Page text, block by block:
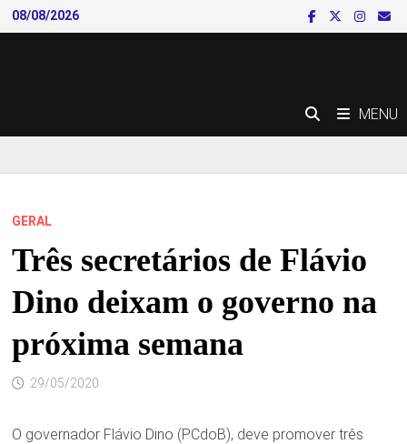
Skip
to
08/08/2026
MENU
GERAL
Três secretários de Flávio
Dino deixam o governo na
próxima semana
29/05/2020
O governador Flávio Dino (PCdoB), deve promover três